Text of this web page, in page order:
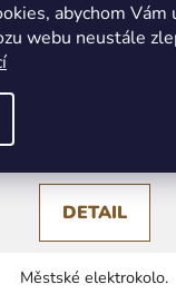
abychom
webu neustále
elektrokolo
Mixte Gates 1 -
DETAIL
Městské elektrokolo.